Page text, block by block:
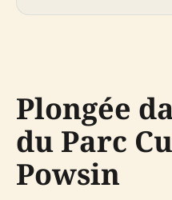
Plongée
du Parc
Powsin